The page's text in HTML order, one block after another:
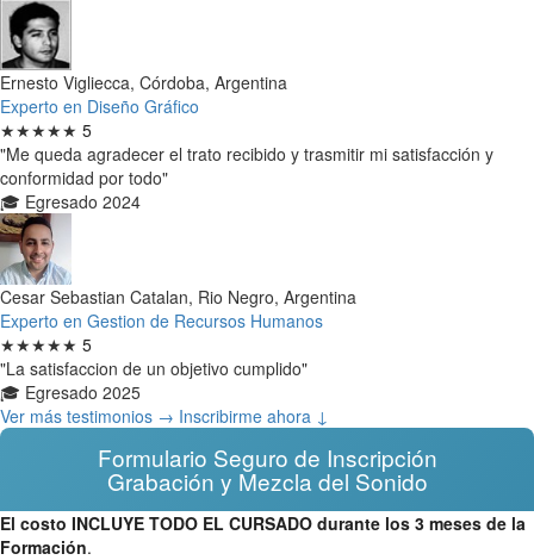
Ernesto Vigliecca, Córdoba, Argentina
Experto en Diseño Gráfico
★★★★★ 5
"Me queda agradecer el trato recibido y trasmitir mi satisfacción y
conformidad por todo"
🎓 Egresado 2024
Cesar Sebastian Catalan, Rio Negro, Argentina
Experto en Gestion de Recursos Humanos
★★★★★ 5
"La satisfaccion de un objetivo cumplido"
🎓 Egresado 2025
Ver más testimonios → Inscribirme ahora ↓
Formulario Seguro de Inscripción
Grabación y Mezcla del Sonido
El costo INCLUYE TODO EL CURSADO durante los 3 meses de la
Formación.